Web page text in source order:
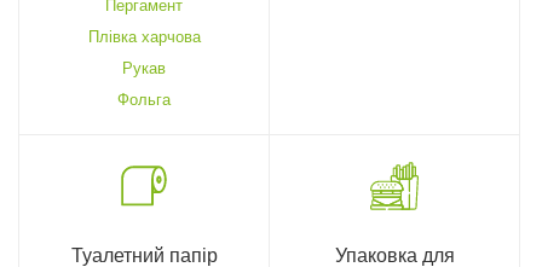
Пергамент
Плівка харчова
Рукав
Фольга
Туалетний папір
Упаковка для